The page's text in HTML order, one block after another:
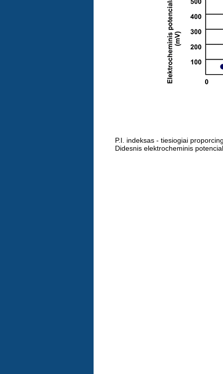
P.I. indeksas - tiesiogiai
Didesnis elektrocheminis